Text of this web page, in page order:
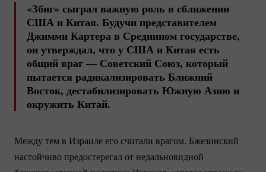
«Збиг» сыграл важную роль в сближении
США и Китая. Будучи представителем
Джимми Картера в Срединном государстве,
он утверждал, что у США и Китая есть
общий враг — Советский Союз, который
пытается радикализировать Ближний
Восток, дестабилизировать Южную Азию и
окружить Китай.
Между тем в Израиле его считали врагом. Бжезинский
настойчиво предостерегал от недальновидной